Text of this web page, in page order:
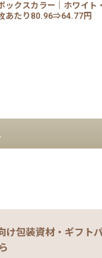
ックスカラー｜ホワイト
あたり80.96⇒64.77円
包装資材・ギフト